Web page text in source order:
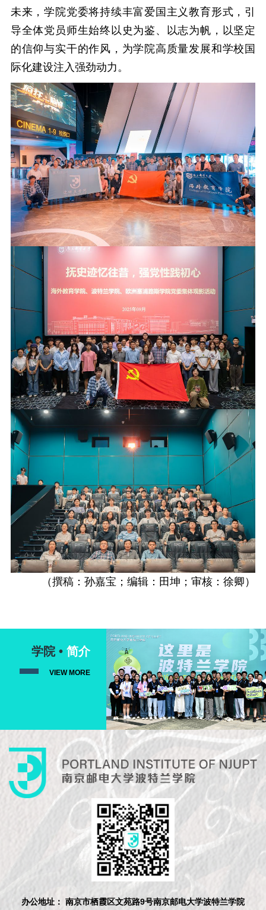
未来，学院党委将持续丰富爱国主义教育形式，引
导全体党员师生始终以史为鉴、以志为帆，以坚定
的信仰与实干的作风，为学院高质量发展和学校国
际化建设注入强劲动力。
（撰稿：孙嘉宝 ；编辑：田坤；审核：徐卿 ）
学院 •简介
VIEW MORE
办公地址： 南京市栖霞区文苑路9号南京邮电大学波特兰学院